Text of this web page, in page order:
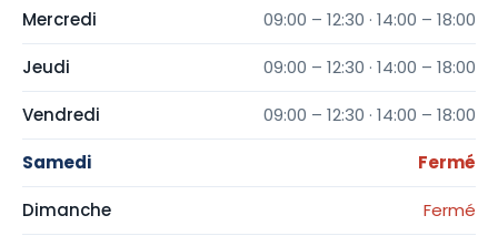
Mercredi 09:00 – 12:30 · 14:00 – 18:00
Jeudi 09:00 – 12:30 · 14:00 – 18:00
Vendredi 09:00 – 12:30 · 14:00 – 18:00
Samedi Fermé
Dimanche Fermé